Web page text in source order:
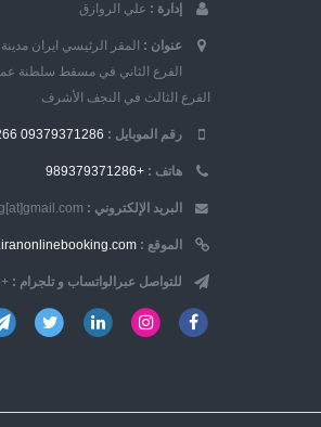
إدارة : علي الروازق
عنوان : المقر الرئيسي ايران
الفرع الثاني في مسقط سلطنة
الفرع الثالث في النجف الأشرف
رقم الموبایل : 09379371286
هاتف : +989379371286
البريد الإلكتروني :
الموقع :
للتواصل عبرالواتساب و تلجرام : +989379371286